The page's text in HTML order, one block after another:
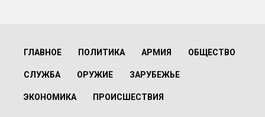
ГЛАВНОЕ ПОЛИТИКА АРМИЯ ОБЩЕСТВО
СЛУЖБА ОРУЖИЕ ЗАРУБЕЖЬЕ
ЭКОНОМИКА ПРОИСШЕСТВИЯ